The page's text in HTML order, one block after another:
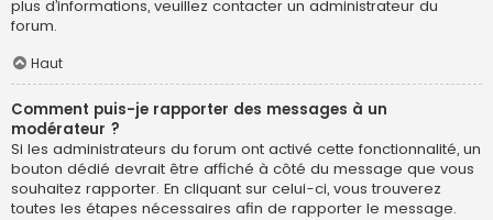
plus d’informations, veuillez contacter un administrateur du
forum.
Haut
Comment puis-je rapporter des messages à un
modérateur ?
Si les administrateurs du forum ont activé cette fonctionnalité, un
bouton dédié devrait être affiché à côté du message que vous
souhaitez rapporter. En cliquant sur celui-ci, vous trouverez
toutes les étapes nécessaires afin de rapporter le message.